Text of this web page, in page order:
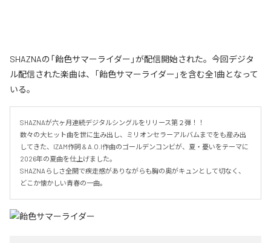
SHAZNAの「飴色サマーライダー」が配信開始された。今回デジタ
ル配信された楽曲は、「飴色サマーライダー」を含む全1曲となって
いる。
SHAZNAが六ヶ月連続デジタルシングルをリリース第２弾！！
数々の大ヒット曲を世に生み出し、ミリオンセラーアルバムまでをも産み出
してきた、IZAM作詞 & A.O.I作曲のゴールデンコンビが、夏・憂いをテーマに
2026年の夏曲を仕上げました。
SHAZNAらしさ全開で疾走感がありながらも胸の奥がキュンとして切なく、
どこか懐かしい青春の一曲。